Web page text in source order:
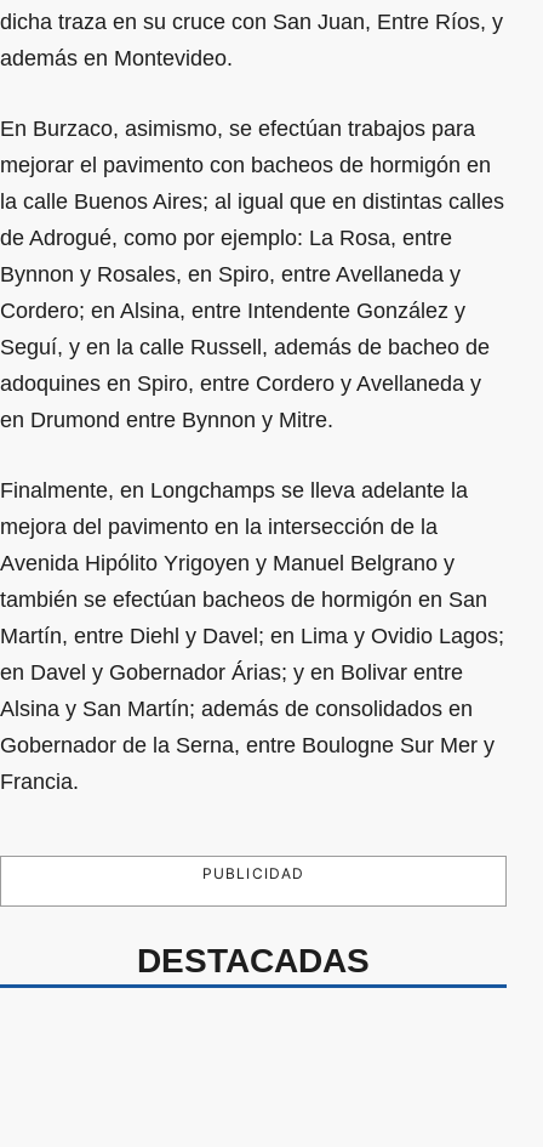
dicha traza en su cruce con San Juan, Entre Ríos, y
además en Montevideo.
En Burzaco, asimismo, se efectúan trabajos para
mejorar el pavimento con bacheos de hormigón en
la calle Buenos Aires; al igual que en distintas calles
de Adrogué, como por ejemplo: La Rosa, entre
Bynnon y Rosales, en Spiro, entre Avellaneda y
Cordero; en Alsina, entre Intendente González y
Seguí, y en la calle Russell, además de bacheo de
adoquines en Spiro, entre Cordero y Avellaneda y
en Drumond entre Bynnon y Mitre.
Finalmente, en Longchamps se lleva adelante la
mejora del pavimento en la intersección de la
Avenida Hipólito Yrigoyen y Manuel Belgrano y
también se efectúan bacheos de hormigón en San
Martín, entre Diehl y Davel; en Lima y Ovidio Lagos;
en Davel y Gobernador Árias; y en Bolivar entre
Alsina y San Martín; además de consolidados en
Gobernador de la Serna, entre Boulogne Sur Mer y
Francia.
PUBLICIDAD
DESTACADAS